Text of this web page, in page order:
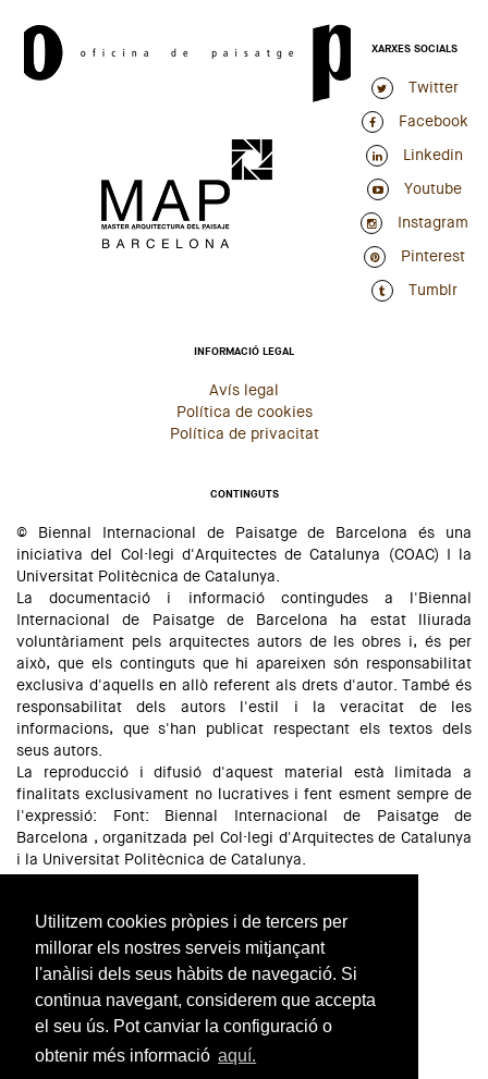
Utilitzem cookies pròpies i de tercers per
millorar els nostres serveis mitjançant
l'anàlisi dels seus hàbits de navegació. Si
continua navegant, considerem que accepta
el seu ús. Pot canviar la configuració o
obtenir més informació aquí.
XARXES SOCIALS
Twitter
Facebook
Linkedin
Youtube
Instagram
Pinterest
Tumblr
INFORMACIÓ LEGAL
Avís legal
Política de cookies
Política de privacitat
CONTINGUTS
© Biennal Internacional de Paisatge de Barcelona és una
iniciativa del Col·legi d'Arquitectes de Catalunya (COAC) I la
Universitat Politècnica de Catalunya.
La documentació i informació contingudes a l'Biennal
Internacional de Paisatge de Barcelona ha estat lliurada
voluntàriament pels arquitectes autors de les obres i, és per
això, que els continguts que hi apareixen són responsabilitat
exclusiva d'aquells en allò referent als drets d'autor. També és
responsabilitat dels autors l'estil i la veracitat de les
informacions, que s'han publicat respectant els textos dels
seus autors.
La reproducció i difusió d'aquest material està limitada a
finalitats exclusivament no lucratives i fent esment sempre de
l'expressió: Font: Biennal Internacional de Paisatge de
Barcelona , organitzada pel Col·legi d'Arquitectes de Catalunya
i la Universitat Politècnica de Catalunya.
SEU COAC
Carrer Arcs 1-3, 4ª planta
08002 Barcelona / Catalunya / Espanya
Telèfon:
+34.93.552.08.42